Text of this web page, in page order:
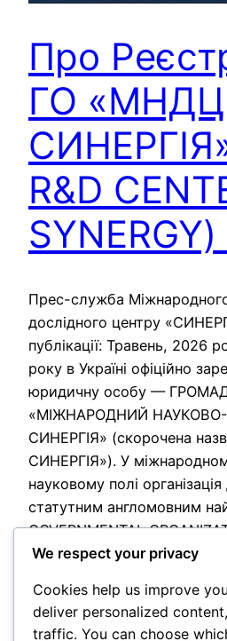
Про
ГО «МНДЦ
R&D
SYNERGY)
Прес-служба
дослідного центру
публікації: Травень, 2026
року в Україні офіційно
юридичну особу —
«МІЖНАРОДНИЙ
СИНЕРГІЯ» (скорочена
СИНЕРГІЯ»). У
науковому полі організація
статутним англомовним
GOVERNMENTAL
AND DEVELOPMENT
стратегічна місія
2026-06-05
We respect your privacy
Cookies help us improve
deliver personalized
traffic. You can choose